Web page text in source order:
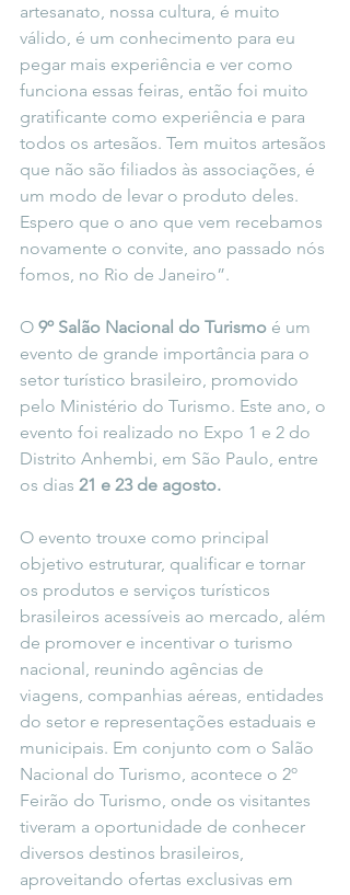
artesanato, nossa cultura, é muito
válido, é um conhecimento para eu
pegar mais experiência e ver como
funciona essas feiras, então foi muito
gratificante como experiência e para
todos os artesãos. Tem muitos artesãos
que não são filiados às associações, é
um modo de levar o produto deles.
Espero que o ano que vem recebamos
novamente o convite, ano passado nós
fomos, no Rio de Janeiro”.
O 9º Salão Nacional do Turismo é um
evento de grande importância para o
setor turístico brasileiro, promovido
pelo Ministério do Turismo. Este ano, o
evento foi realizado no Expo 1 e 2 do
Distrito Anhembi, em São Paulo, entre
os dias 21 e 23 de agosto.
O evento trouxe como principal
objetivo estruturar, qualificar e tornar
os produtos e serviços turísticos
brasileiros acessíveis ao mercado, além
de promover e incentivar o turismo
nacional, reunindo agências de
viagens, companhias aéreas, entidades
do setor e representações estaduais e
municipais. Em conjunto com o Salão
Nacional do Turismo, acontece o 2º
Feirão do Turismo, onde os visitantes
tiveram a oportunidade de conhecer
diversos destinos brasileiros,
aproveitando ofertas exclusivas em